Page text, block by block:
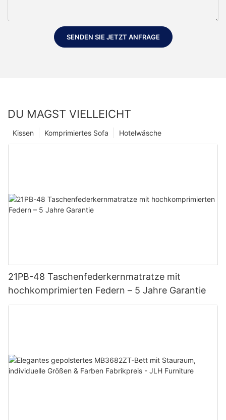
SENDEN SIE JETZT ANFRAGE
DU MAGST VIELLEICHT
Hotelwäsche
Komprimiertes Sofa
Kissen
21PB-48 Taschenfederkernmatratze mit
hochkomprimierten Federn – 5 Jahre Garantie